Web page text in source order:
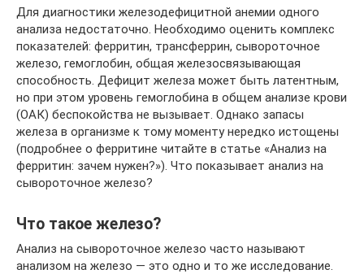
Для диагностики железодефицитной анемии одного
анализа недостаточно. Необходимо оценить комплекс
показателей: ферритин, трансферрин, сывороточное
железо, гемоглобин, общая железосвязывающая
способность. Дефицит железа может быть латентным,
но при этом уровень гемоглобина в общем анализе крови
(ОАК) беспокойства не вызывает. Однако запасы
железа в организме к тому моменту нередко истощены
(подробнее о ферритине читайте в статье «Анализ на
ферритин: зачем нужен?»). Что показывает анализ на
сывороточное железо?
Что такое железо?
Анализ на сывороточное железо часто называют
анализом на железо — это одно и то же исследование.